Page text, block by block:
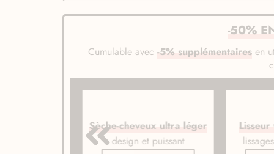
-50%
Cumulable avec -5% supplémentairesen
Sèche-cheveux ultra léger
design et puissant